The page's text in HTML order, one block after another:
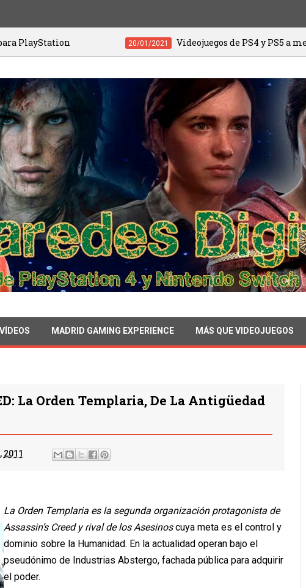
20/01/2021 Videojuegos de PS4 y PS5 a menos de 20 euros
VÍDEOS MADRID GAMING EXPERIENCE MÁS QUE VIDEOJUEGOS
La Orden Templaria, De La Antigüedad
2011
La Orden Templaria es la segunda organización protagonista de
Assassin’s Creed y rival de los Asesinoscuya meta es el control y
dominio sobre la Humanidad. En la actualidad operan bajo el
pseudónimo de Industrias Abstergo, fachada pública para adquirir
el poder.